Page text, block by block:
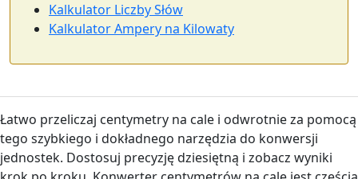
Kalkulator Liczby Słów
Kalkulator Ampery na Kilowaty
Łatwo przeliczaj centymetry na cale i odwrotnie za pomocą
tego szybkiego i dokładnego narzędzia do konwersji
jednostek. Dostosuj precyzję dziesiętną i zobacz wyniki